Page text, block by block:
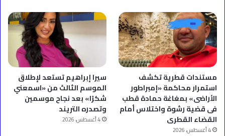
مستندات قطرية تكشف
استمرار محاكمة «إمبراطور
الأراضى» بمغاغة حمادة قطب
فى قضية رشوة واختلاس أمام
القضاء القطرى
4 أغسطس، 2026
سيرا إبراهيم تستعد لإطلاق
الموسم الثالث من «اسمعني
شكرًا» بعد نجاح موسمين
وتصدره التريند
4 أغسطس، 2026